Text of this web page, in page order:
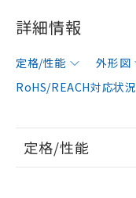
詳細情報
定格/性能 外形図
RoHS/REACH対応状況
定格/性能